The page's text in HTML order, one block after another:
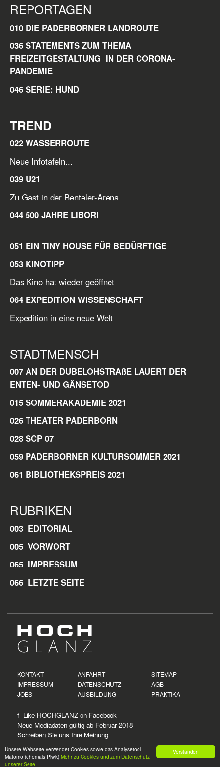
Verstanden
Unsere Webseite verwendet Cookies sowie das Analysetool
Matomo (ehemals Piwik) Mehr zu Cookies und zum Datenschutz
unserer Seite.
REPORTAGEN
010 DIE PADERBORNER LANDROUTE
036 STATEMENTS ZUM THEMA
FREIZEITGESTALTUNG IN DER CORONA-
PANDEMIE
046 SERIE: HUND
TREND
022 WASSERROUTE
Neue Infotafeln...
039 U21
Zu Gast in der Benteler-Arena
044 500 JAHRE LIBORI
051 EIN TINY HOUSE FÜR BEDÜRFTIGE
053 KINOTIPP
Das Kino hat wieder geöffnet
064 EXPEDITION WISSENSCHAFT
Expedition in eine neue Welt
STADTMENSCH
007 AN DER DUBELOHSTRAßE LAUERT DER
ENTEN- UND GÄNSETOD
015 SOMMERAKADEMIE 2021
026 THEATER PADERBORN
028 SCP 07
059 PADERBORNER KULTURSOMMER 2021
061 BIBLIOTHEKSPREIS 2021
RUBRIKEN
003 EDITORIAL
005 VORWORT
065 IMPRESSUM
066 LETZTE SEITE
KONTAKT ANFAHRT
SITEMAP
IMPRESSUM
DATENSCHUTZ
AGB
JOBS
AUSBILDUNG PRAKTIKA
f Like HOCHGLANZ on Facebook
Neue Mediadaten gültig ab Februar 2018
Schreiben Sie uns Ihre Meinung
© 2026HOCH GLANZ